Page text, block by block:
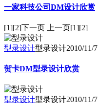
一家科技公司DM设计欣赏
[1][2]下一页 上一页[1][2]
型录设计型录设计2010/11/7
贺卡DM型录设计欣赏
型录设计型录设计2010/11/7